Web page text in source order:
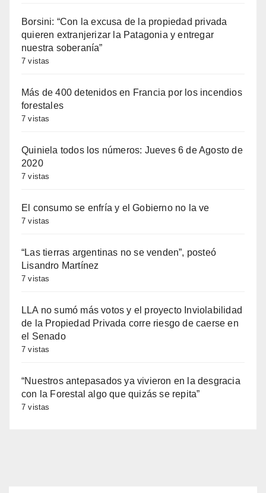
Borsini: “Con la excusa de la propiedad privada
quieren extranjerizar la Patagonia y entregar
nuestra soberanía”
7 vistas
Más de 400 detenidos en Francia por los incendios
forestales
7 vistas
Quiniela todos los números: Jueves 6 de Agosto de
2020
7 vistas
El consumo se enfría y el Gobierno no la ve
7 vistas
“Las tierras argentinas no se venden”, posteó
Lisandro Martínez
7 vistas
LLA no sumó más votos y el proyecto Inviolabilidad
de la Propiedad Privada corre riesgo de caerse en
el Senado
7 vistas
“Nuestros antepasados ya vivieron en la desgracia
con la Forestal algo que quizás se repita”
7 vistas